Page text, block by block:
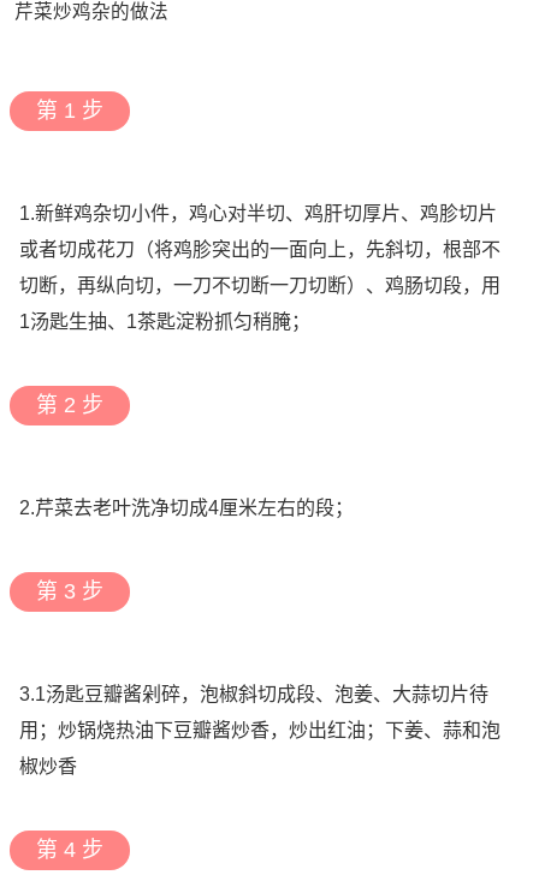
芹菜炒鸡杂的做法
第 1 步
1.新鲜鸡杂切小件，鸡心对半切、鸡肝切厚片、鸡胗切片
或者切成花刀（将鸡胗突出的一面向上，先斜切，根部不
切断，再纵向切，一刀不切断一刀切断）、鸡肠切段，用
1汤匙生抽、1茶匙淀粉抓匀稍腌；
第 2 步
2.芹菜去老叶洗净切成4厘米左右的段；
第 3 步
3.1汤匙豆瓣酱剁碎，泡椒斜切成段、泡姜、大蒜切片待
用；炒锅烧热油下豆瓣酱炒香，炒出红油；下姜、蒜和泡
椒炒香
第 4 步